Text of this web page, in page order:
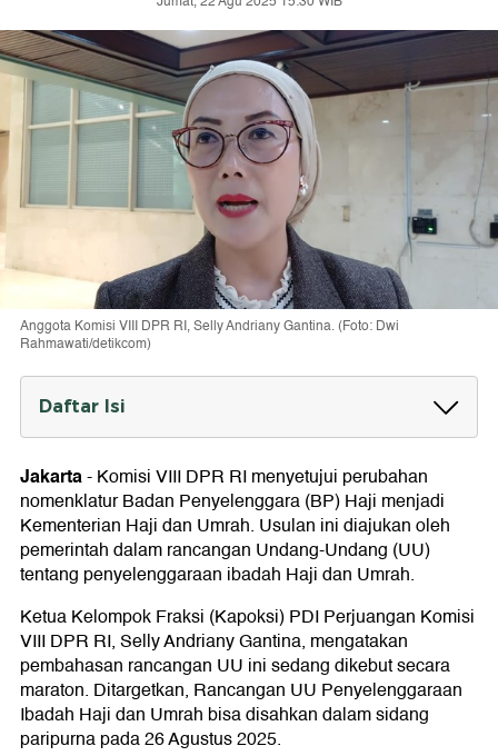
Anggota Komisi VIII DPR RI, Selly Andriany Gantina. (Foto: Dwi
Rahmawati/detikcom)
Daftar Isi
Alasan BP Haji Diusulkan Jadi Kementerian
Jakarta-Komisi VIII DPR RI menyetujui perubahan
nomenklatur Badan Penyelenggara (BP) Haji menjadi
Kementerian Haji dan Umrah. Usulan ini diajukan oleh
pemerintah dalam rancangan Undang-Undang (UU)
tentang penyelenggaraan ibadah Haji dan Umrah.
Ketua Kelompok Fraksi (Kapoksi) PDI Perjuangan Komisi
VIII DPR RI, Selly Andriany Gantina, mengatakan
pembahasan rancangan UU ini sedang dikebut secara
maraton. Ditargetkan, Rancangan UU Penyelenggaraan
Ibadah Haji dan Umrah bisa disahkan dalam sidang
paripurna pada 26 Agustus 2025.